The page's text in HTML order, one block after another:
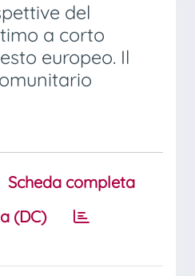
del
a corto
europeo. Il
Scheda completa
(DC)